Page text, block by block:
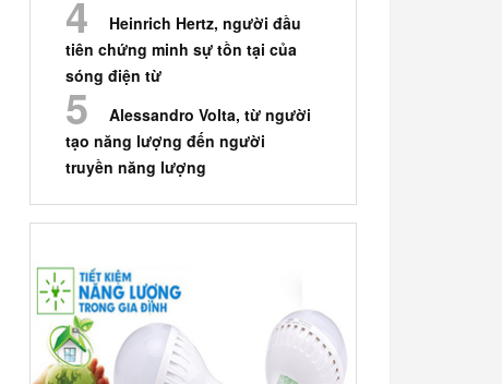
Heinrich Hertz, người đầu
tiên chứng minh sự tồn tại của
sóng điện từ
Alessandro Volta, từ người
tạo năng lượng đến người
truyền năng lượng